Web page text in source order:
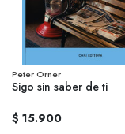
Peter Orner
Sigo sin saber de ti
$ 15.900